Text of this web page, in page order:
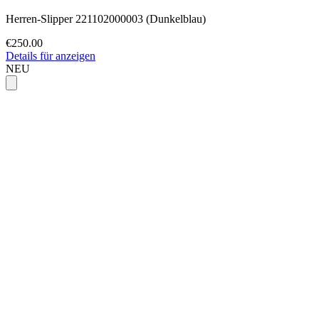
Herren-Slipper 221102000003 (Dunkelblau)
€250.00
Details für anzeigen
NEU